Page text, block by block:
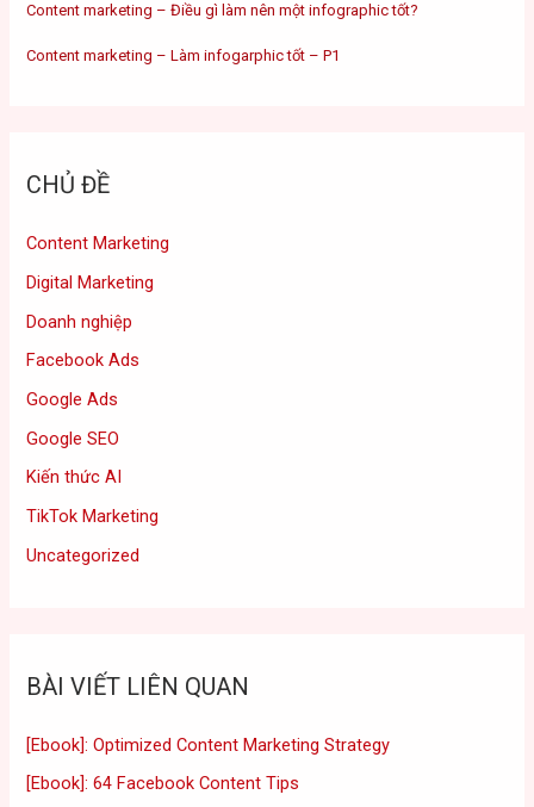
Content marketing – Điều gì làm nên một infographic tốt?
Content marketing – Làm infogarphic tốt – P1
CHỦ ĐỀ
Content Marketing
Digital Marketing
Doanh nghiệp
Facebook Ads
Google Ads
Google SEO
Kiến thức AI
TikTok Marketing
Uncategorized
BÀI VIẾT LIÊN QUAN
[Ebook]: Optimized Content Marketing Strategy
[Ebook]: 64 Facebook Content Tips